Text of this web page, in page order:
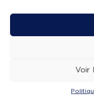
Voir
Mentions